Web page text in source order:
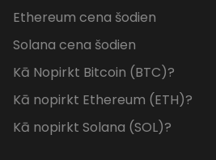
Ethereum cena šodien
Solana cena šodien
Kā Nopirkt Bitcoin (BTC)?
Kā nopirkt Ethereum (ETH)?
Kā nopirkt Solana (SOL)?